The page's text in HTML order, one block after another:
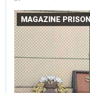
MAGAZINE PRISON